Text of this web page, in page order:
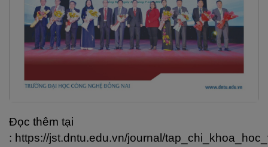
Đọc thêm tại
: https://jst.dntu.edu.vn/journal/